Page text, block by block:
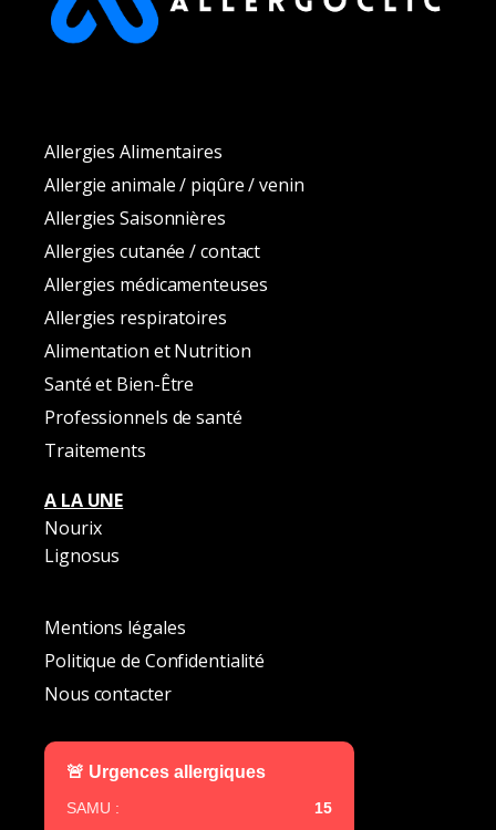
Allergies Alimentaires
Allergie animale / piqûre / venin
Allergies Saisonnières
Allergies cutanée / contact
Allergies médicamenteuses
Allergies respiratoires
Alimentation et Nutrition
Santé et Bien-Être
Professionnels de santé
Traitements
A LA UNE
Nourix
Lignosus
Mentions légales
Politique de Confidentialité
Nous contacter
🚨 Urgences allergiques
SAMU :
15